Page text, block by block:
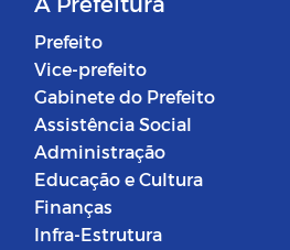
Prefeito
Vice-prefeito
Gabinete do Prefeito
Assistência Social
Administração
Educação e Cultura
Finanças
Infra-Estrutura